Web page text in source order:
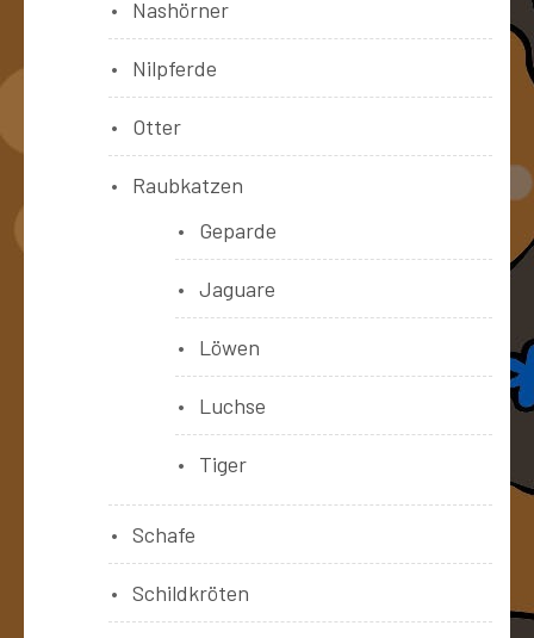
Nashörner
Nilpferde
Otter
Raubkatzen
Geparde
Jaguare
Löwen
Luchse
Tiger
Schafe
Schildkröten